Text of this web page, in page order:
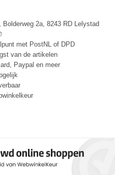
2a, 8243 RD Lelystad
met PostNL of DPD
van de artikelen
Paypal en meer